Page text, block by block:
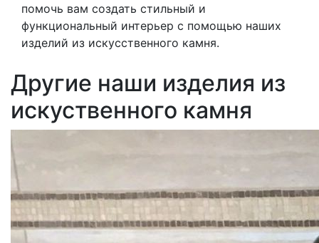
помочь вам создать стильный и
функциональный интерьер с помощью наших
изделий из искусственного камня.
Другие наши изделия из
искуственного камня